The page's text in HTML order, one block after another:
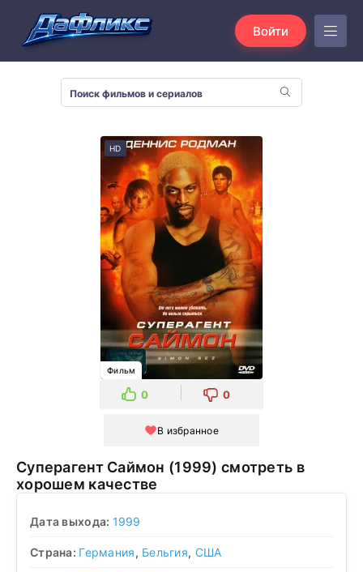
Войти
HD
Фильм
0 0
В избранное
Суперагент Саймон (1999) смотреть в
хорошем качестве
Дата выхода: 1999
Страна: Германия, Бельгия, США